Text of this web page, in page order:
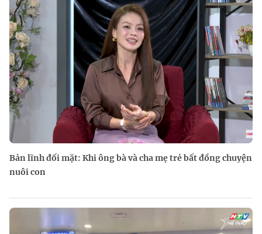
Bản lĩnh đối mặt: Khi ông bà và cha mẹ trẻ bất đồng chuyện
nuôi con